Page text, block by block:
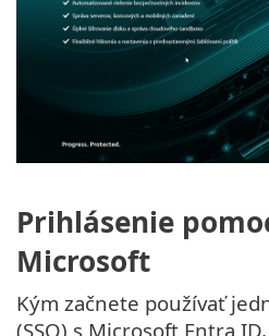
Prihlásenie
Microsoft
Kým začnete používať
(SSO) s Microsoft Entra